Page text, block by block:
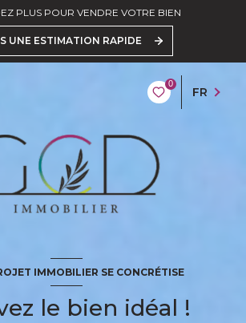
PLUS POUR VENDRE VOTRE BIEN
UNE ESTIMATION RAPIDE
0
FR
IMMOBILIER SE CONCRÉTISE
le bien idéal !